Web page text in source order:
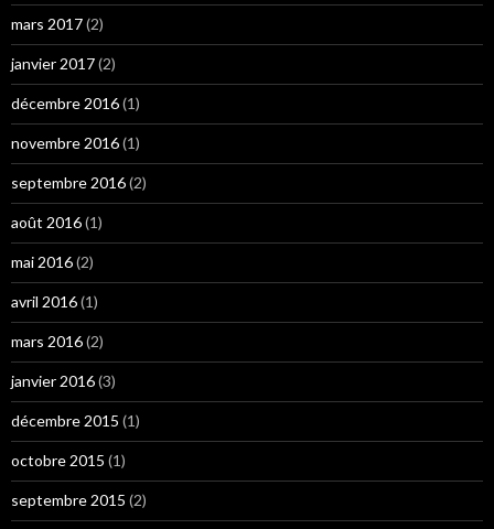
mars 2017(2)
janvier 2017(2)
décembre 2016(1)
novembre 2016(1)
septembre 2016(2)
août 2016(1)
mai 2016(2)
avril 2016(1)
mars 2016(2)
janvier 2016(3)
décembre 2015 (1)
octobre 2015 (1)
septembre 2015 (2)